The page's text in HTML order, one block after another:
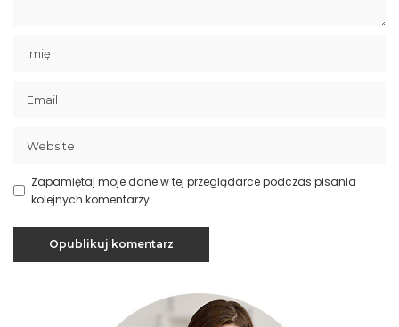
Zapamiętaj moje dane w tej przeglądarce podczas pisania
kolejnych komentarzy.